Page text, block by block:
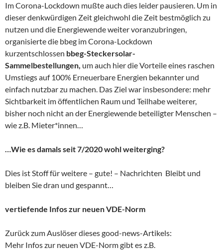
Im Corona-Lockdown mußte auch dies leider pausieren. Um in
dieser denkwürdigen Zeit gleichwohl die Zeit bestmöglich zu
nutzen und die Energiewende weiter voranzubringen,
organisierte die bbeg im Corona-Lockdown
kurzentschlossen bbeg-Steckersolar-
Sammelbestellungen, um auch hier die Vorteile eines raschen
Umstiegs auf 100% Erneuerbare Energien bekannter und
einfach nutzbar zu machen. Das Ziel war insbesondere: mehr
Sichtbarkeit im öffentlichen Raum und Teilhabe weiterer,
bisher noch nicht an der Energiewende beteiligter Menschen –
wie z.B. Mieter*innen…
…Wie es damals seit 7/2020 wohl weiterging?
Dies ist Stoff für weitere – gute! – Nachrichten Bleibt und
bleiben Sie dran und gespannt…
vertiefende Infos zur neuen VDE-Norm
Zurück zum Auslöser dieses good-news-Artikels:
Mehr Infos zur neuen VDE-Norm gibt es z.B.